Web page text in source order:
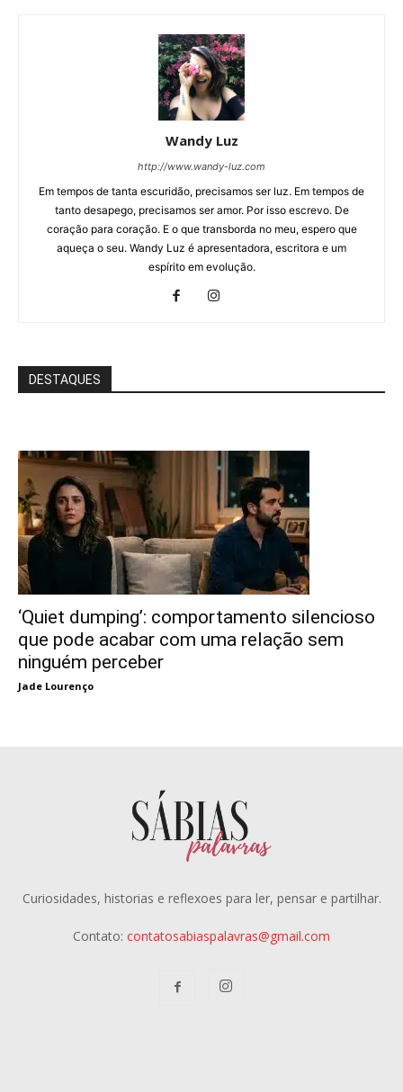
Wandy Luz
http://www.wandy-luz.com
Em tempos de tanta escuridão, precisamos ser luz. Em tempos de
tanto desapego, precisamos ser amor. Por isso escrevo. De
coração para coração. E o que transborda no meu, espero que
aqueça o seu. Wandy Luz é apresentadora, escritora e um
espírito em evolução.
DESTAQUES
‘Quiet dumping’: comportamento silencioso
que pode acabar com uma relação sem
ninguém perceber
Jade Lourenço
Curiosidades, historias e reflexoes para ler, pensar e partilhar.
Contato: contatosabiaspalavras@gmail.com